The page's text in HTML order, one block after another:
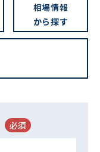
相場情報
から探す
必須